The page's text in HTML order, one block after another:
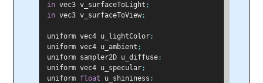
in vec3 v_surfaceToLight ;
in vec3 v_surfaceToView;
uniform vec4 u_lightColor;
uniform vec4 u_ambient ;
uniform sampler2D u_diffuse;
uniform vec4 u_specular;
uniform float u_shininess ;